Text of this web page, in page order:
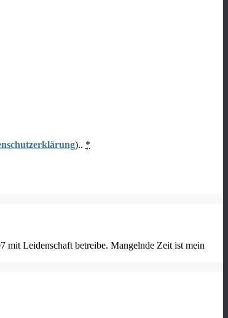
).. *
mit Leidenschaft betreibe. Mangelnde Zeit ist mein